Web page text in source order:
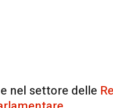
nel settore delle